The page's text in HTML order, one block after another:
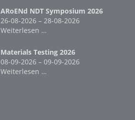
ARoENd NDT Symposium 2026
26-08-2026 – 28-08-2026
Weiterlesen …
Materials Testing 2026
08-09-2026 – 09-09-2026
Weiterlesen …